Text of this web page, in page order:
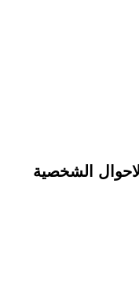
الشخصية